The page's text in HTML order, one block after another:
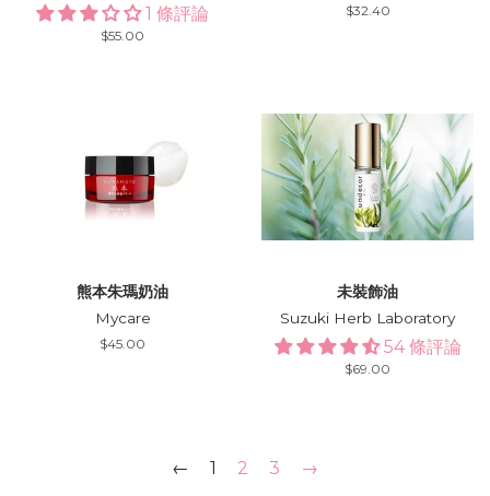
1 條評論
Regular
$55.00
Regular
$32.40
熊本朱瑪奶油
Mycare
Regular
$45.00
未裝飾油
Suzuki Herb Laboratory
54 條評論
Regular
$69.00
← 1 2 3 →